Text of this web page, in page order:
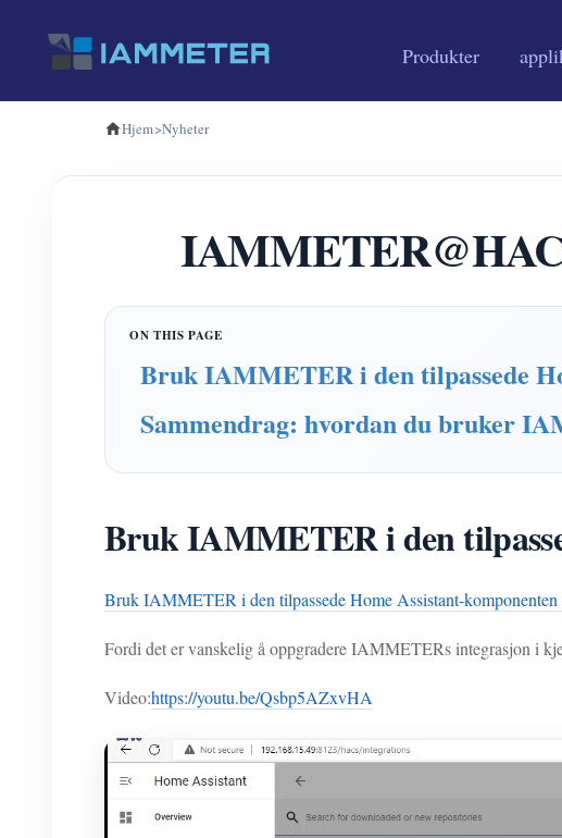
Produkter
Hjem>Nyheter
Bruk IAMMETER i den tilpassede
Sammendrag: hvordan du bruker
Bruk IAMMETER i den
Bruk IAMMETER i den tilpassede Home Assistant-
Fordi det er vanskelig å oppgradere IAMMETERs integrasjon i
Video:https://youtu.be/Qsbp5AZxvHA